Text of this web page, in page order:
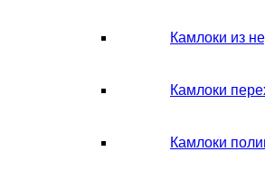
Камлоки из
Камлоки
Камлоки